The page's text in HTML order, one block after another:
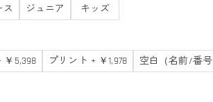
ス ジュニア キッズ
￥5,398
プリント + ￥1,978 空白（名前/番